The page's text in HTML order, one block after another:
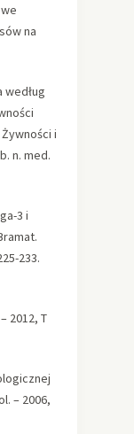
na
według
i
n. med.
3 i
233.
2012, T
– 2006,